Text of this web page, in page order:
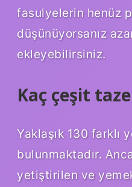
fasulyelerin henüz
düşünüyorsanız
ekleyebilirsiniz.
Kaç çeşit
Yaklaşık 130 farklı
bulunmaktadır.
yetiştirilen ve